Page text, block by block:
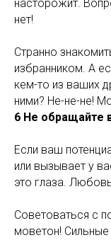
насторожит.
нет!
Странно
избранником. А
кем-то из ваших
ними? Не-не-не!
6 Не обращайте
Если ваш
или вызывает у
это глаза.
Советоваться с
моветон! Сильные